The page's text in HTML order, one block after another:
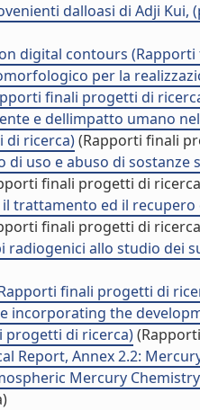
dalloasi di Adji
digital contours
per la
finali progetti di
e dellimpatto umano
di ricerca)(Rapporti finali
di uso e abuso di sostanze
finali progetti di
trattamento ed il
finali progetti di
radiogenici allo studio dei
finali progetti di
incorporating the
progetti di ricerca)
Report, Annex 2.2:
Mercury